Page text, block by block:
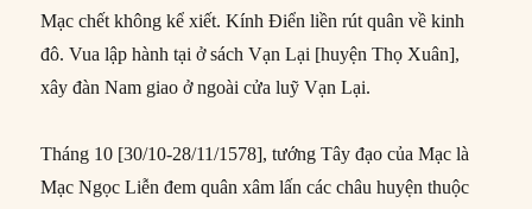
Mạc chết không kể xiết. Kính Điển liền rút quân về kinh
đô. Vua lập hành tại ở sách Vạn Lại [huyện Thọ Xuân],
xây đàn Nam giao ở ngoài cửa luỹ Vạn Lại.
Tháng 10 [30/10-28/11/1578], tướng Tây đạo của Mạc là
Mạc Ngọc Liễn đem quân xâm lấn các châu huyện thuộc